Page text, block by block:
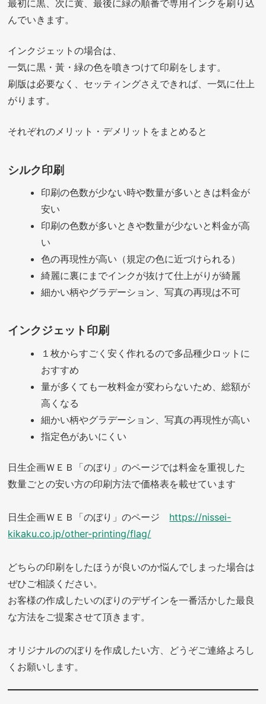
最初に黒、次に黄、最後に緑の順番で専用インクを刷り込
んでいきます。
インクジェットの場合は、
一気に黒・黃・緑の色を噴きつけて印刷をします。
刷版は必要なく、セッティングさえできれば、一気に仕上
がります。
それぞれのメリット・デメリットをまとめると
シルク印刷
印刷の色数が少ない時や数量が多いときは料金が
安い
印刷の色数が多いときや数量が少ないと料金が高
い
色の再現性が高い（規定の色に近づけられる）
綺麗に裏にまでインクが抜けて仕上がりが綺麗
細かい柄やグラデーション、写真の再現は不可
インクジェット印刷
１枚からすごく安く作れるので多品種少ロットに
おすすめ
量が多くても一枚料金が変わらないため、総額が
高くなる
細かい柄やグラデーション、写真の再現性が高い
指定色があいにくい
日生企画ＷＥＢ「のぼり」のページでは料金を重視した
数量ごとの安い方の印刷方法で価格表を載せています
日生企画ＷＥＢ「のぼり」のページ https://nissei-
kikaku.co.jp/other-printing/flag/
どちらの印刷をしたほうが良いのか悩んでしまった場合は
ぜひご相談ください。
お客様の作成したいのぼりのデザインを一番活かした最良
な方法をご提案させて頂きます。
オリジナルののぼりを作成したい方、どうぞご連絡よろし
くお願いします。